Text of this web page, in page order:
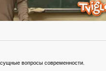
вопросы современности.